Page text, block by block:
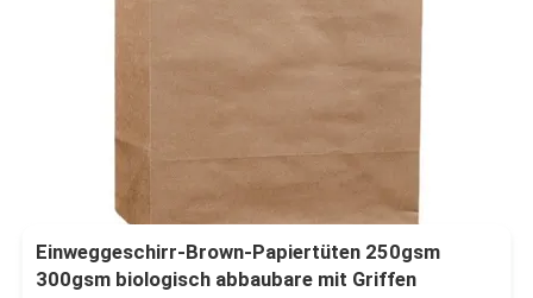
Einweggeschirr-Brown-Papiertüten 250gsm
300gsm biologisch abbaubare mit Griffen